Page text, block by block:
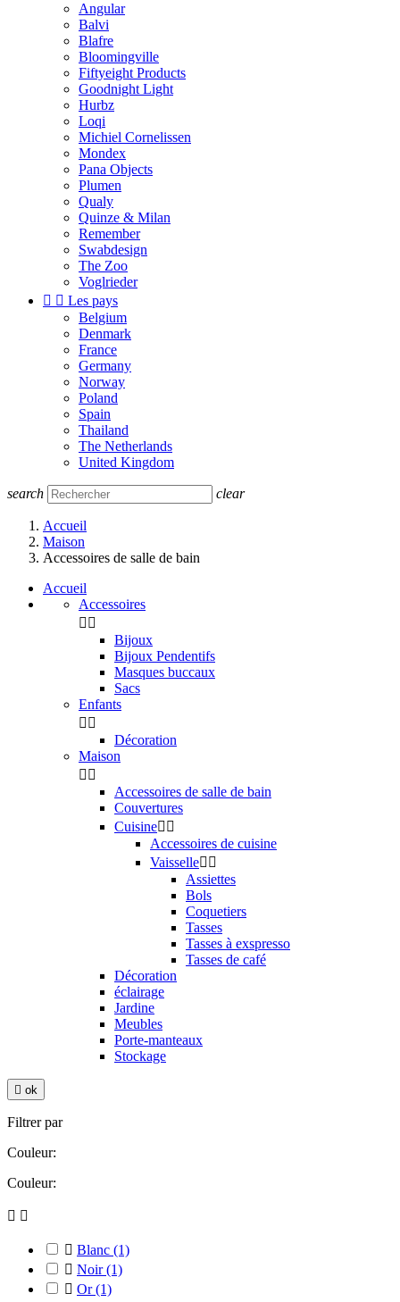
Angular
Balvi
Blafre
Bloomingville
Fiftyeight Products
Goodnight Light
Hurbz
Loqi
Michiel Cornelissen
Mondex
Pana Objects
Plumen
Qualy
Quinze & Milan
Remember
Swabdesign
The Zoo
Voglrieder
  Les pays
Belgium
Denmark
France
Germany
Norway
Poland
Spain
Thailand
The Netherlands
United Kingdom
search clear
Accueil
Maison
Accessoires de salle de bain
Accueil
Accessoires
 
Bijoux
Bijoux Pendentifs
Masques buccaux
Sacs
Enfants
 
Décoration
Maison
 
Accessoires de salle de bain
Couvertures
Cuisine 
Accessoires de cuisine
Vaisselle 
Assiettes
Bols
Coquetiers
Tasses
Tasses à exspresso
Tasses de café
Décoration
éclairage
Jardine
Meubles
Porte-manteaux
Stockage
 ok
Filtrer par
Couleur:
Couleur:
 
 Blanc (1)
 Noir(1)
 Or(1)